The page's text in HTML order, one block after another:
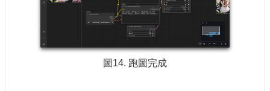
圖14. 跑圖完成